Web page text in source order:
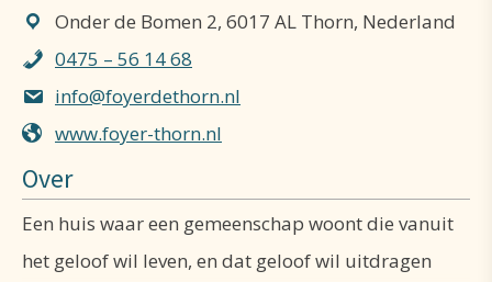
Onder de Bomen 2, 6017 AL Thorn, Nederland
0475 – 56 14 68
info@foyerdethorn.nl
www.foyer-thorn.nl
Over
Een huis waar een gemeenschap woont die vanuit
het geloof wil leven, en dat geloof wil uitdragen